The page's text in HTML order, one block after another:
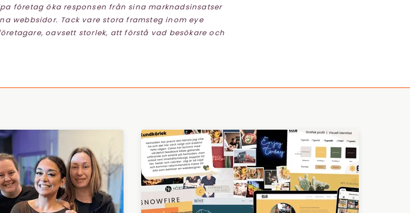
företag öka responsen från sina marknadsinsatser
webbsidor. Tack vare stora framsteg inom eye
oavsett storlek, att förstå vad besökare och